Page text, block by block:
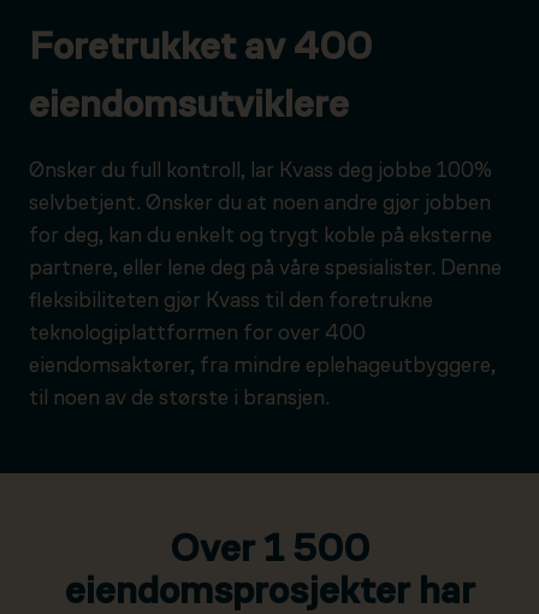
Foretrukket av 400
eiendomsutviklere
Ønsker du full kontroll, lar Kvass deg jobbe 100%
selvbetjent. Ønsker du at noen andre gjør jobben
for deg, kan du enkelt og trygt koble på eksterne
partnere, eller lene deg på våre spesialister. Denne
fleksibiliteten gjør Kvass til den foretrukne
teknologiplattformen for over 400
eiendomsaktører, fra mindre eplehageutbyggere,
til noen av de største i bransjen.
Over 1 500
eiendomsprosjekter har